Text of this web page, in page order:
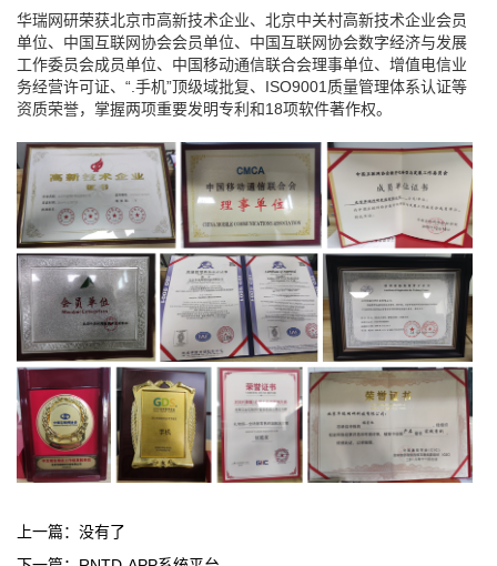
华瑞网研荣获北京市高新技术企业、北京中关村高新技术企业会员
单位、中国互联网协会会员单位、中国互联网协会数字经济与发展
工作委员会成员单位、中国移动通信联合会理事单位、增值电信业
务经营许可证、“.手机”顶级域批复、ISO9001质量管理体系认证等
资质荣誉，掌握两项重要发明专利和18项软件著作权。
上一篇：没有了